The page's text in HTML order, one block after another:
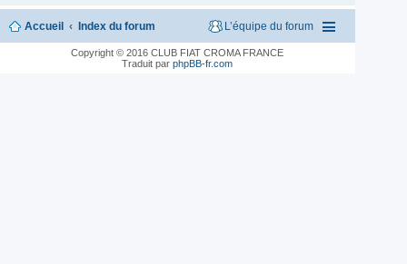
Accueil Index du forum L’équipe du forum
Copyright © 2016 CLUB FIAT CROMA FRANCE
Traduit parphpBB-fr.com